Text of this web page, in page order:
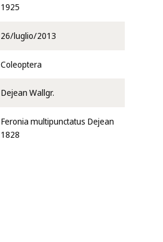
1925
26/luglio/2013
Coleoptera
Dejean Wallgr.
Feronia multipunctatus Dejean
1828